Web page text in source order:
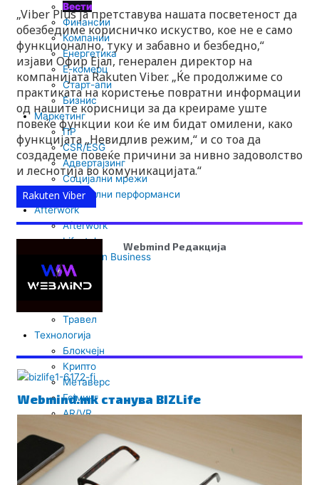
Вести
Финансии
Компании
Енергетика
Е-комерц
Старт-апи
Бизнис
Маркетинг
ПР
CSR/ESG
Адвертајзинг
Социјални мрежи
Дигитални перформанси
Afterwork
Afterwork
Lifestyle
Women in Business
Health
Рецепти
Травел
Технологија
Блокчејн
Крипто
Метаверс
Гејминг
AR/VR
Сајбер безбедност
Вештачка интелигенција
„Viber Plus ја претставува нашата посветеност да
обезбедиме корисничко искуство, кое не е само
функционално, туку и забавно и безбедно,“
изјави Офир Ејал, генерален директор на
компанијата Rakuten Viber. „Ќе продолжиме со
практиката на користење повратни информации
од нашите корисници за да креираме уште
повеќе функции кои ќе им бидат омилени, како
функцијата „Невидлив режим,“ и со тоа да
создадеме повеќе причини за нивно задоволство
и леснотија во комуникацијата.“
Rakuten Viber
Webmind Редакција
ПОВРЗАНО
Webmind.mk станува BIZLife